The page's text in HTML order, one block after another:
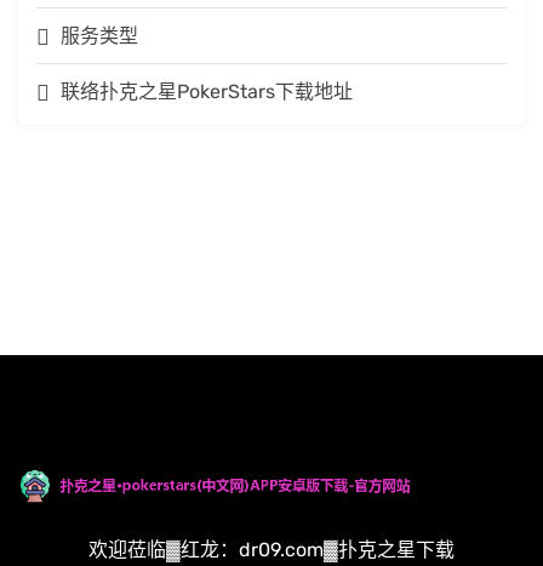
服务类型
联络扑克之星PokerStars下载地址
欢迎莅临▓红龙：dr09.com▓扑克之星下载